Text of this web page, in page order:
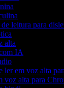
leitura para
alta
IA
ler em voz alta
voz alta para